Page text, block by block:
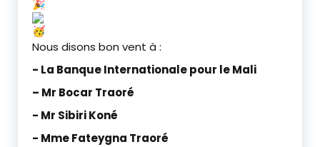
Nous disons bon vent à :
‎- La Banque Internationale pour le Mali
– Mr Bocar Traoré
‎- Mr Sibiri Koné
‎- Mme Fateygna Traoré